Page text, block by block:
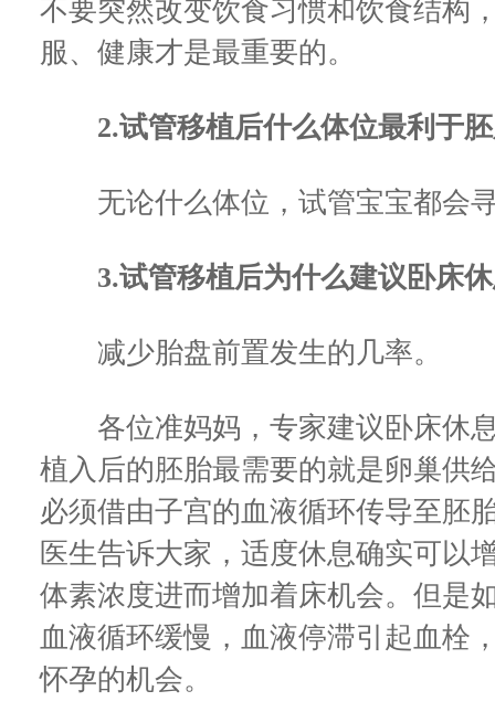
不要突然改变饮食习惯和饮食结构
服、健康才是最重要的。
2.试管移植后什么体位最利于
无论什么体位，试管宝宝都会寻
3.试管移植后为什么建议卧床
减少胎盘前置发生的几率。
各位准妈妈，专家建议卧床休息
植入后的胚胎最需要的就是卵巢供
必须借由子宫的血液循环传导至胚
医生告诉大家，适度休息确实可以
体素浓度进而增加着床机会。但是
血液循环缓慢，血液停滞引起血栓
怀孕的机会。